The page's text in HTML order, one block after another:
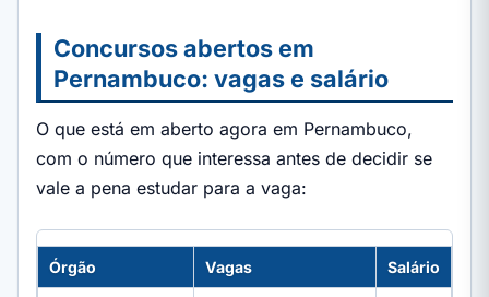
Concursos abertos em
Pernambuco: vagas e salário
O que está em aberto agora em Pernambuco,
com o número que interessa antes de decidir se
vale a pena estudar para a vaga:
Órgão Vagas Salário